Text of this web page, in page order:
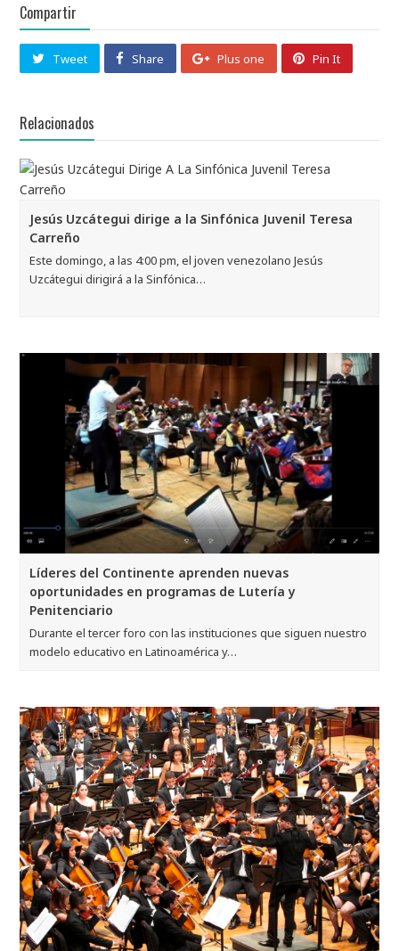
Compartir
Tweet Share Plus one Pin It
Relacionados
Jesús Uzcátegui dirige a la Sinfónica Juvenil Teresa
Carreño
Este domingo, a las 4:00 pm, el joven venezolano Jesús
Uzcátegui dirigirá a la Sinfónica…
Líderes del Continente aprenden nuevas
oportunidades en programas de Lutería y
Penitenciario
Durante el tercer foro con las instituciones que siguen nuestro
modelo educativo en Latinoamérica y…